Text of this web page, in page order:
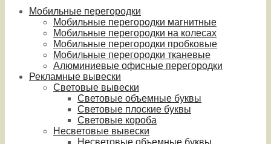
Мобильные перегородки
Мобильные перегородки магнитные
Мобильные перегородки на колесах
Мобильные перегородки пробковые
Мобильные перегородки тканевые
Алюминиевые офисные перегородки
Рекламные вывески
Световые вывески
Световые объемные буквы
Световые плоские буквы
Световые короба
Несветовые вывески
Несветовые объемные буквы